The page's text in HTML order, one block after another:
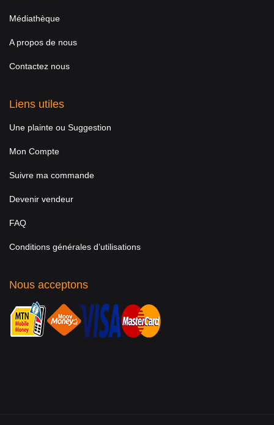
Médiathèque
A propos de nous
Contactez nous
Liens utiles
Une plainte ou Suggestion
Mon Compte
Suivre ma commande
Devenir vendeur
FAQ
Conditions générales d’utilisations
Nous acceptons